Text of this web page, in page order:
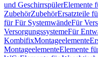
und GeschirrspülerElemente
ZubehörZubehörErsatzteile
für Für SystemwändeFür
VersorgungssystemeFür
KombifixMontageelemente
MontageelementeElemente